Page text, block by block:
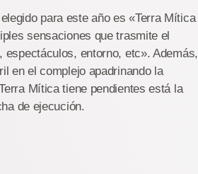
para este año es «Terra Mítica
sensaciones que trasmite el
entorno, etc». Además,
en el complejo apadrinando la
Mítica tiene pendientes está la
de ejecución.